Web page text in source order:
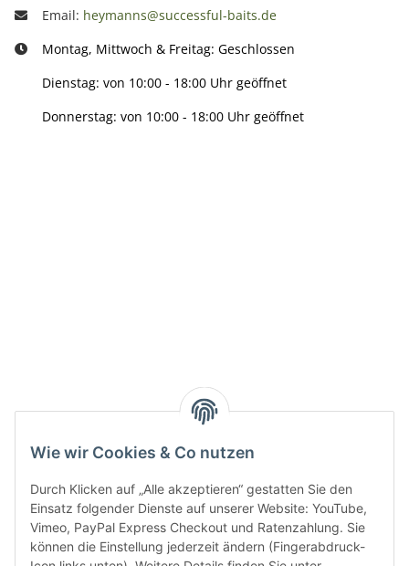
Wie wir Cookies & Co nutzen
Durch Klicken auf „Alle akzeptieren“ gestatten Sie den
Einsatz folgender Dienste auf unserer Website: YouTube,
Vimeo, PayPal Express Checkout und Ratenzahlung. Sie
können die Einstellung jederzeit ändern (Fingerabdruck-
Email: heymanns@successful-baits.de
Montag, Mittwoch & Freitag: Geschlossen
Dienstag: von 10:00 - 18:00 Uhr geöffnet
Donnerstag: von 10:00 - 18:00 Uhr geöffnet
Gesetzliche Informationen